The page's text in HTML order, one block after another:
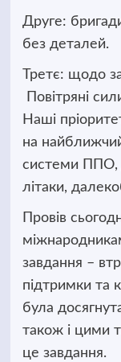
Друге:
без деталей.
Третє: щодо
Повітряні
Наші
на
системи ППО,
літаки,
Провів
завдання –
підтримки та
була
також і цими
це завдання.